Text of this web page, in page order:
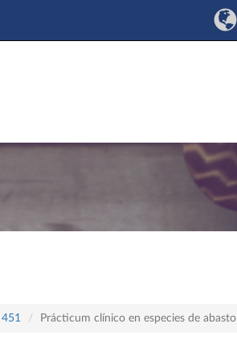
Prácticum clínico en especies de abasto